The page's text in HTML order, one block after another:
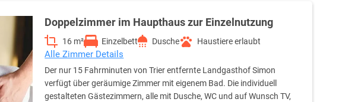
Doppelzimmer im Haupthaus zur Einzelnutzung
16 m² Einzelbett Dusche Haustiere erlaubt
Alle Zimmer Details
Der nur 15 Fahrminuten von Trier entfernte Landgasthof Simon
verfügt über geräumige Zimmer mit eigenem Bad. Die individuell
gestalteten Gästezimmern, alle mit Dusche, WC und auf Wunsch TV,